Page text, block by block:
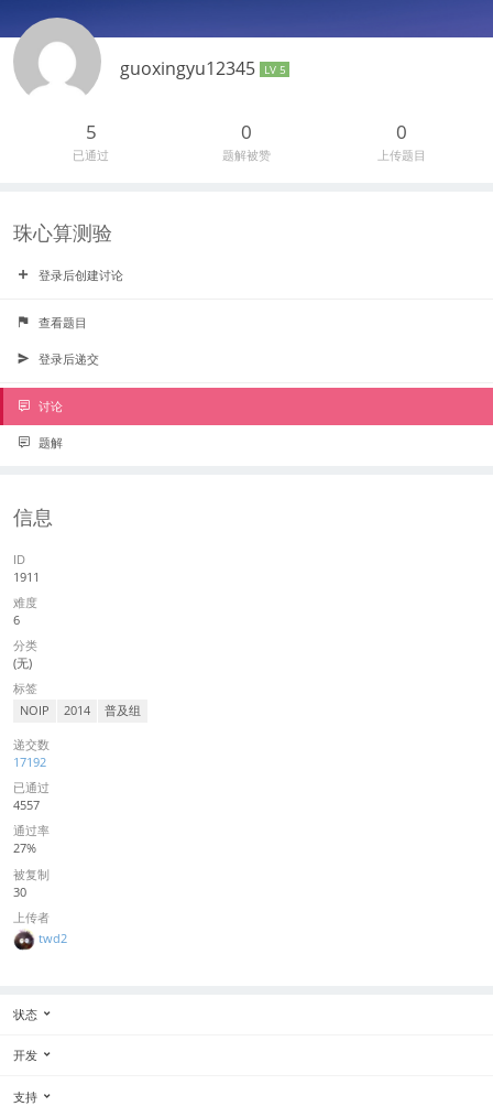
guoxingyu12345 LV 5
5
已通过
0
题解被赞
0
上传题目
珠心算测验
登录后创建讨论
查看题目
登录后递交
讨论
题解
信息
ID
1911
难度
6
分类
(无)
标签
NOIP 2014 普及组
递交数
17192
已通过
4557
通过率
27%
被复制
30
上传者
twd2
状态
开发
支持